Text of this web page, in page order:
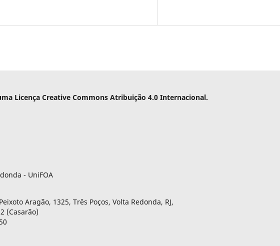
Licença Creative Commons Atribuição 4.0 Internacional.
- UniFOA
Aragão, 1325, Três Poços, Volta Redonda, RJ,
(Casarão)